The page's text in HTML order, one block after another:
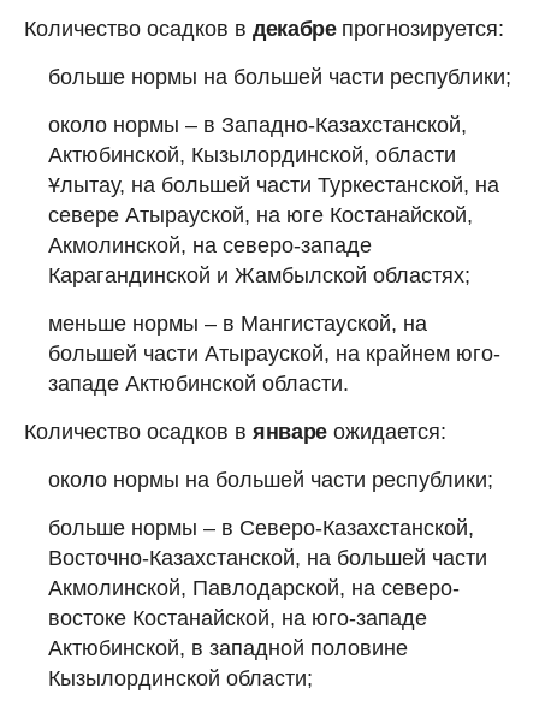
Количество осадков в декабрепрогнозируется:
больше нормы на большей части республики;
около нормы – в Западно-Казахстанской,
Актюбинской, Кызылординской, области
Ұлытау, на большей части Туркестанской, на
севере Атырауской, на юге Костанайской,
Акмолинской, на северо-западе
Карагандинской и Жамбылской областях;
меньше нормы – в Мангистауской, на
большей части Атырауской, на крайнем юго-
западе Актюбинской области.
Количество осадков в январеожидается:
около нормы на большей части республики;
больше нормы – в Северо-Казахстанской,
Восточно-Казахстанской, на большей части
Акмолинской, Павлодарской, на северо-
востоке Костанайской, на юго-западе
Актюбинской, в западной половине
Кызылординской области;